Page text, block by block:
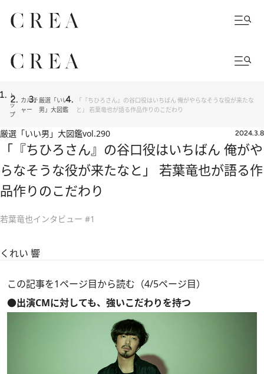
ト
ッ
プ
カルチ
ャー
厳選「いい
男」大図鑑
「『ちひろさん』の谷口役はいちばん 俺がやらなそうな役が来たな
と」 若葉竜也が語る作品作りのこだわり
厳選「いい男」大図鑑vol.290 2024.3.8
「『ちひろさん』の谷口役はいちばん 俺がや
らなそうな役が来たなと」 若葉竜也が語る作
品作りのこだわり
若葉竜也インタビュー #1
くれい 響
この記事を1ページ目から読む（4/5ページ目）
●出演CMに対しても、強いこだわりを持つ